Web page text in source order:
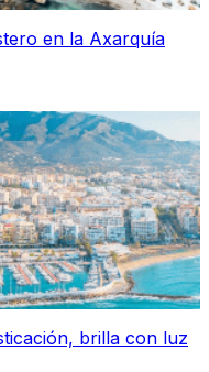
en la Axarquía
brilla con luz